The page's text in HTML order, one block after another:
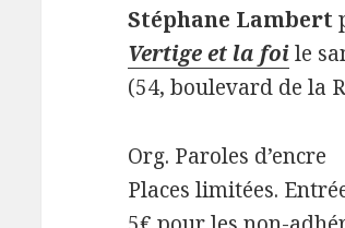
Stéphane Lambert
Vertige et la foile
(54, boulevard de la
Org. Paroles d’encre
Places limitées.